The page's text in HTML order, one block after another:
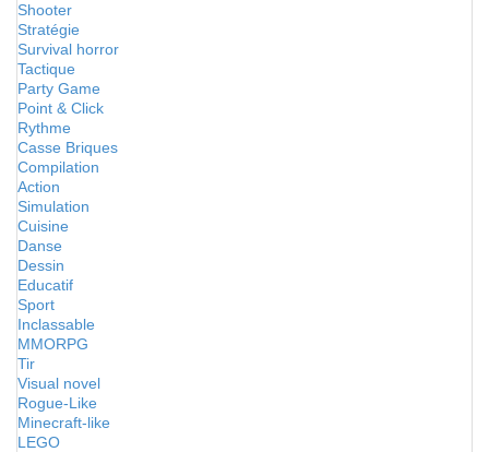
Shooter
Stratégie
Survival horror
Tactique
Party Game
Point & Click
Rythme
Casse Briques
Compilation
Action
Simulation
Cuisine
Danse
Dessin
Educatif
Sport
Inclassable
MMORPG
Tir
Visual novel
Rogue-Like
Minecraft-like
LEGO